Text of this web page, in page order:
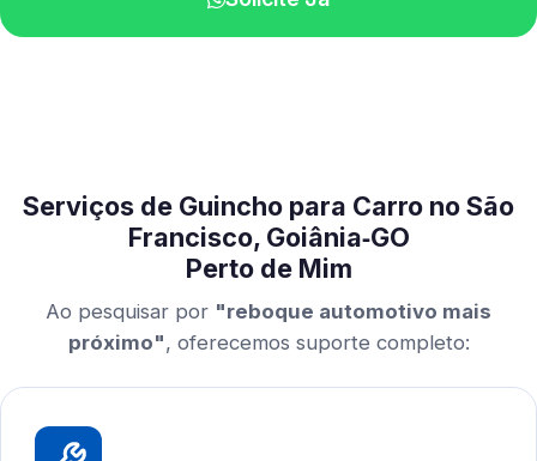
Serviços de Guincho para Carro no São
Francisco, Goiânia‑GO
Perto de Mim
Ao pesquisar por "reboque automotivo mais
próximo", oferecemos suporte completo: